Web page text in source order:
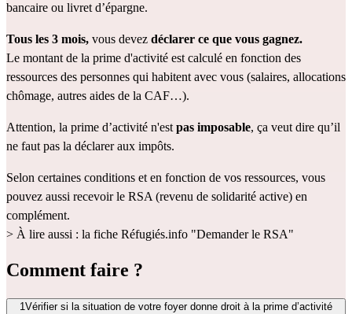
bancaire ou livret d’épargne.
Tous les 3 mois, vous devez déclarer ce que vous gagnez.
Le montant de la prime d'activité est calculé en fonction des
ressources des personnes qui habitent avec vous (salaires, allocations
chômage, autres aides de la CAF…).
Attention, la prime d’activité n'est pas imposable, ça veut dire qu’il
ne faut pas la déclarer aux impôts.
Selon certaines conditions et en fonction de vos ressources, vous
pouvez aussi recevoir le RSA (revenu de solidarité active) en
complément.
> À lire aussi : la fiche Réfugiés.info "Demander le RSA"
Comment faire ?
1Vérifier si la situation de votre foyer donne droit à la prime d’activité